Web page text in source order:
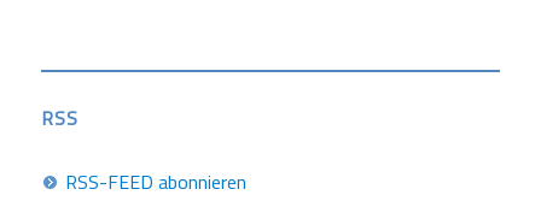
RSS
RSS-FEED abonnieren